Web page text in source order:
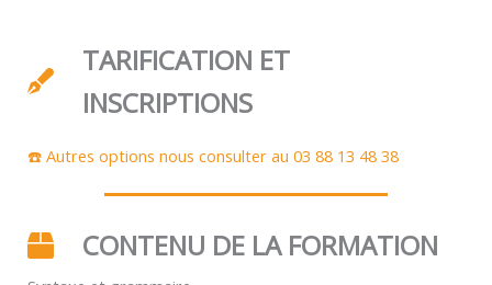
TARIFICATION ET
INSCRIPTIONS
☎️ Autres options nous consulter au 03 88 13 48 38
CONTENU DE LA FORMATION